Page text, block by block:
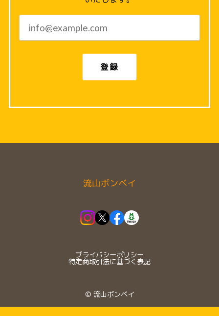
登録
流山ボンベイ
プライバシーポリシー
特定商取引法に基づく表記
©︎ 流山ボンベイ